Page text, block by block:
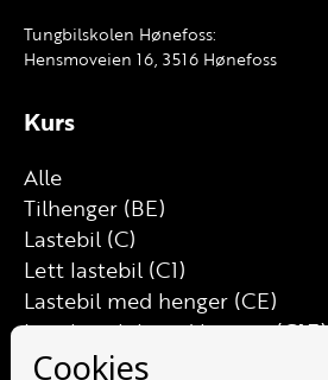
Tungbilskolen Hønefoss:
Hensmoveien 16, 3516 Hønefoss
Kurs
Alle
Tilhenger (BE)
Lastebil (C)
Lett lastebil (C1)
Lastebil med henger (CE)
Lett lastebil med henger (C1E)
Buss (D)